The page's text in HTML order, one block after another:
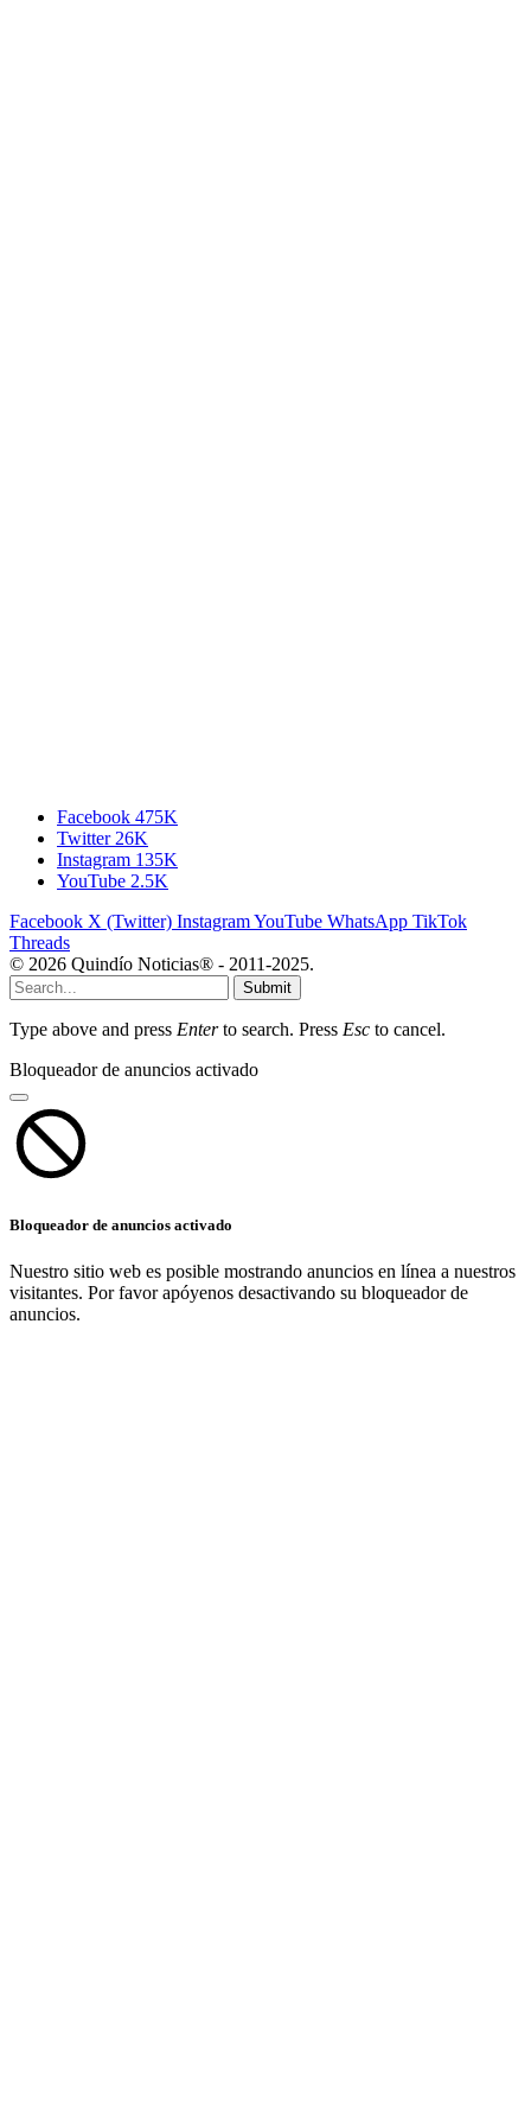
Facebook 475K
Twitter 26K
Instagram 135K
YouTube 2.5K
Facebook X (Twitter) InstagramYouTube WhatsApp TikTok
Threads
© 2026 Quindío Noticias® - 2011-2025.
Submit
Type above and press Enterto search. Press Esc to cancel.
Bloqueador de anuncios activado
Bloqueador de anuncios activado
Nuestro sitio web es posible mostrando anuncios en línea a nuestros
visitantes. Por favor apóyenos desactivando su bloqueador de
anuncios.